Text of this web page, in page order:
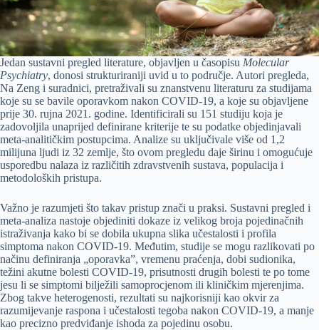
Jedan sustavni pregled literature, objavljen u časopisu Molecular
Psychiatry, donosi strukturiraniji uvid u to područje. Autori pregleda,
Na Zeng i suradnici, pretraživali su znanstvenu literaturu za studijama
koje su se bavile oporavkom nakon COVID-19, a koje su objavljene
prije 30. rujna 2021. godine. Identificirali su 151 studiju koja je
zadovoljila unaprijed definirane kriterije te su podatke objedinjavali
meta-analitičkim postupcima. Analize su uključivale više od 1,2
milijuna ljudi iz 32 zemlje, što ovom pregledu daje širinu i omogućuje
usporedbu nalaza iz različitih zdravstvenih sustava, populacija i
metodoloških pristupa.
Važno je razumjeti što takav pristup znači u praksi. Sustavni pregled i
meta-analiza nastoje objediniti dokaze iz velikog broja pojedinačnih
istraživanja kako bi se dobila ukupna slika učestalosti i profila
simptoma nakon COVID-19. Međutim, studije se mogu razlikovati po
načinu definiranja „oporavka”, vremenu praćenja, dobi sudionika,
težini akutne bolesti COVID-19, prisutnosti drugih bolesti te po tome
jesu li se simptomi bilježili samoprocjenom ili kliničkim mjerenjima.
Zbog takve heterogenosti, rezultati su najkorisniji kao okvir za
razumijevanje raspona i učestalosti tegoba nakon COVID-19, a manje
kao precizno predviđanje ishoda za pojedinu osobu.